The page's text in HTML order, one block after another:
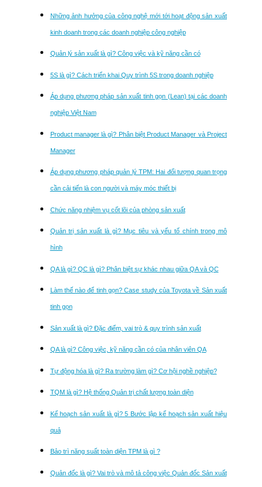
Những ảnh hưởng của công nghệ mới tới hoạt động sản xuất
kinh doanh trong các doanh nghiệp công nghiệp
Quản lý sản xuất là gì? Công việc và kỹ năng cần có
5S là gì? Cách triển khai Quy trình 5S trong doanh nghiệp
Áp dụng phương pháp sản xuất tinh gọn (Lean) tại các doanh
nghiệp Việt Nam
Product manager là gì? Phân biệt Product Manager và Project
Manager
Áp dụng phương pháp quản lý TPM: Hai đối tượng quan trọng
cần cải tiến là con người và máy móc thiết bị
Chức năng nhiệm vụ cốt lõi của phòng sản xuất
Quản trị sản xuất là gì? Mục tiêu và yếu tố chính trong mô
hình
QA là gì? QC là gì? Phân biệt sự khác nhau giữa QA và QC
Làm thế nào để tinh gọn? Case study của Toyota về Sản xuất
tinh gọn
Sản xuất là gì? Đặc điểm, vai trò & quy trình sản xuất
QA là gì? Công việc, kỹ năng cần có của nhân viên QA
Tự động hóa là gì? Ra trường làm gì? Cơ hội nghề nghiệp?
TQM là gì? Hệ thống Quản trị chất lượng toàn diện
Kế hoạch sản xuất là gì? 5 Bước lập kế hoạch sản xuất hiệu
quả
Bảo trì năng suất toàn diện TPM là gì ?
Quản đốc là gì? Vai trò và mô tả công việc Quản đốc Sản xuất